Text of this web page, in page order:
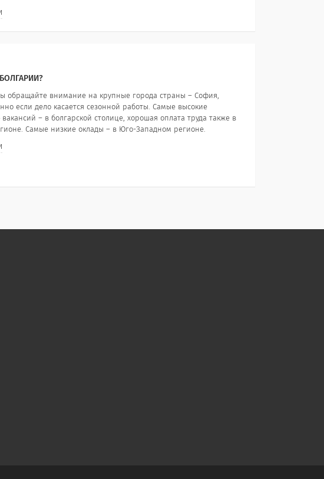
обращайте внимание на крупные города страны – София,
если дело касается сезонной работы. Самые высокие
– в болгарской столице, хорошая оплата труда также в
Самые низкие оклады – в Юго-Западном регионе.